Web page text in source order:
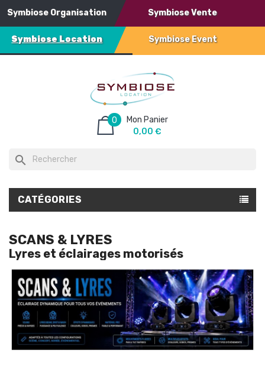
Symbiose Organisation Symbiose Vente
Symbiose Location Symbiose Event
Mon Panier
0
0,00 €
search
CATÉGORIES
SCANS & LYRES
Lyres et éclairages motorisés